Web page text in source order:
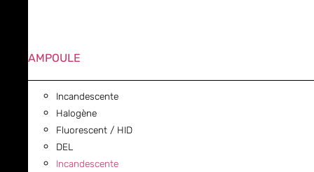
AMPOULE
Incandescente
Halogène
Fluorescent / HID
DEL
Incandescente